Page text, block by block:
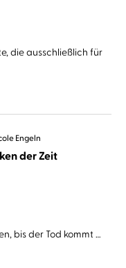
die ausschließlich für
Engeln
der Zeit
bis der Tod kommt …